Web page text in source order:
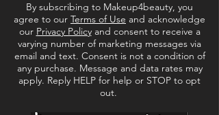
By subscribing to Makeup4beauty, you
agree to our Terms of Use and acknowledge
our Privacy Policyand consent to receive a
varying number of marketing messages via
email and text. Consent is not a condition of
any purchase. Message and data rates may
apply. Reply HELP for help or STOP to opt
out.